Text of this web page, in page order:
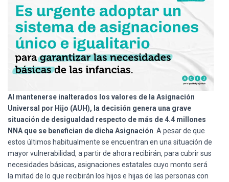
Al mantenerse inalterados los valores de la Asignación
Universal por Hijo (AUH), la decisión genera una grave
situación de desigualdad respecto de más de 4.4 millones
NNA que se benefician de dicha Asignación . A pesar de que
estos últimos habitualmente se encuentran en una situación de
mayor vulnerabilidad, a partir de ahora recibirán, para cubrir sus
necesidades básicas, asignaciones estatales cuyo monto será
la mitad de lo que recibirán los hijos e hijas de las personas con